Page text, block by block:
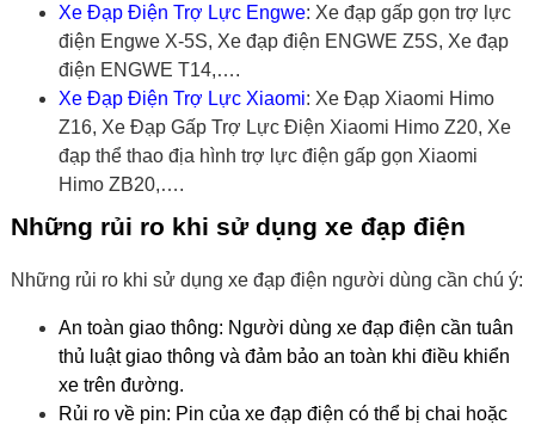
Xe Đạp Điện Trợ Lực Engwe: Xe đạp gấp gọn trợ lực
điện Engwe X-5S, Xe đạp điện ENGWE Z5S, Xe đạp
điện ENGWE T14,….
Xe Đạp Điện Trợ Lực Xiaomi: Xe Đạp Xiaomi Himo
Z16, Xe Đạp Gấp Trợ Lực Điện Xiaomi Himo Z20, Xe
đạp thể thao địa hình trợ lực điện gấp gọn Xiaomi
Himo ZB20,….
Những rủi ro khi sử dụng xe đạp điện
Những rủi ro khi sử dụng xe đạp điện người dùng cần chú ý:
An toàn giao thông: Người dùng xe đạp điện cần tuân
thủ luật giao thông và đảm bảo an toàn khi điều khiển
xe trên đường.
Rủi ro về pin: Pin của xe đạp điện có thể bị chai hoặc